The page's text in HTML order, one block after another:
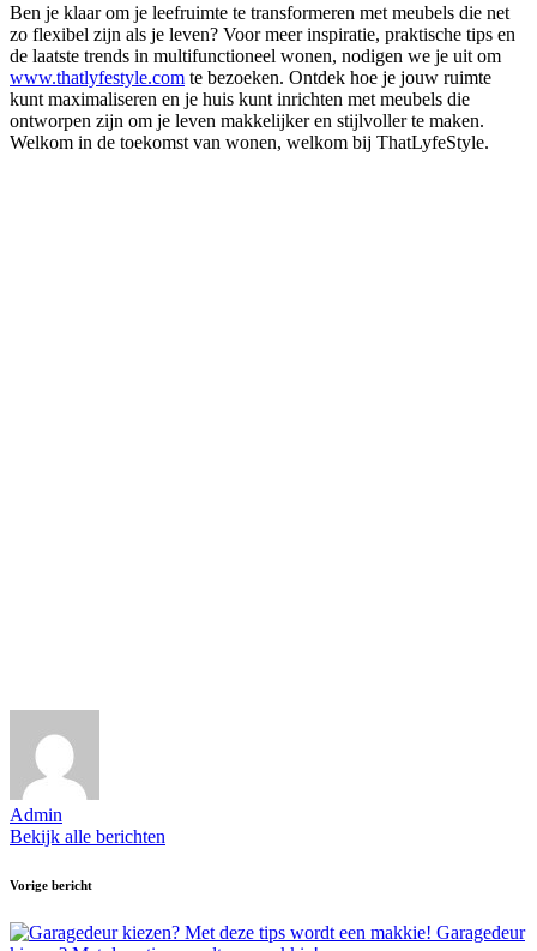
Ben je klaar om je leefruimte te transformeren met meubels die net
zo flexibel zijn als je leven? Voor meer inspiratie, praktische tips en
de laatste trends in multifunctioneel wonen, nodigen we je uit om
www.thatlyfestyle.com te bezoeken. Ontdek hoe je jouw ruimte
kunt maximaliseren en je huis kunt inrichten met meubels die
ontworpen zijn om je leven makkelijker en stijlvoller te maken.
Welkom in de toekomst van wonen, welkom bij ThatLyfeStyle.
Admin
Bekijk alle berichten
Bericht
navigatie
Vorige bericht
Garagedeur